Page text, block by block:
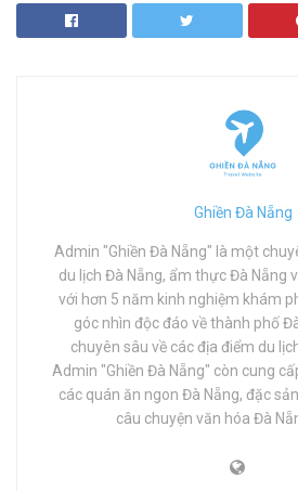
Ghiền Đà Nẵng
Admin "Ghiền Đà Nẵng" là một
du lịch Đà Nẵng, ẩm thực Đà Nẵng
với hơn 5 năm kinh nghiệm khám
góc nhìn độc đáo về thành phố
chuyên sâu về các địa điểm du
Admin "Ghiền Đà Nẵng" còn cung
các quán ăn ngon Đà Nẵng, đặc
câu chuyện văn hóa Đà